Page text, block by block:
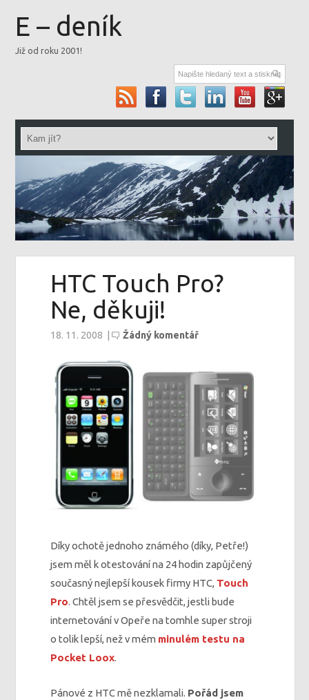
E – deník
Již od roku 2001!
HTC Touch Pro?
Ne, děkuji!
18. 11. 2008 | Žádný komentář
Díky ochotě jednoho známého (díky, Petře!)
jsem měl k otestování na 24 hodin zapůjčený
současný nejlepší kousek firmy HTC, Touch
Pro. Chtěl jsem se přesvědčit, jestli bude
internetování v Opeře na tomhle super stroji
o tolik lepší, než v mém minulém testu na
Pocket Loox.
Pánové z HTC mě nezklamali. Pořád jsem